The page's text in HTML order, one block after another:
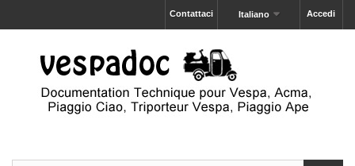
Accedi
Italiano
Contattaci